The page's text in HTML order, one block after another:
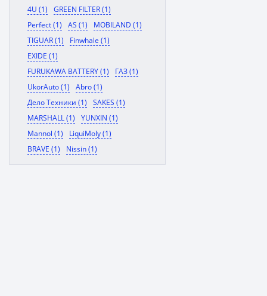
4U (1)
GREEN FILTER (1)
Perfect (1)
AS (1)
MOBILAND (1)
TIGUAR (1)
Finwhale (1)
EXIDE (1)
FURUKAWA BATTERY (1)
ГАЗ (1)
UkorAuto (1)
Abro (1)
Дело Техники (1)
SAKES (1)
MARSHALL (1)
YUNXIN (1)
Mannol (1)
LiquiMoly (1)
BRAVE (1)
Nissin (1)